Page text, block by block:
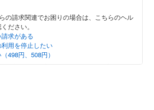
の請求関連でお困りの場合は、こちらのヘル
ださい。
求がある
用を停止したい
498円、508円）